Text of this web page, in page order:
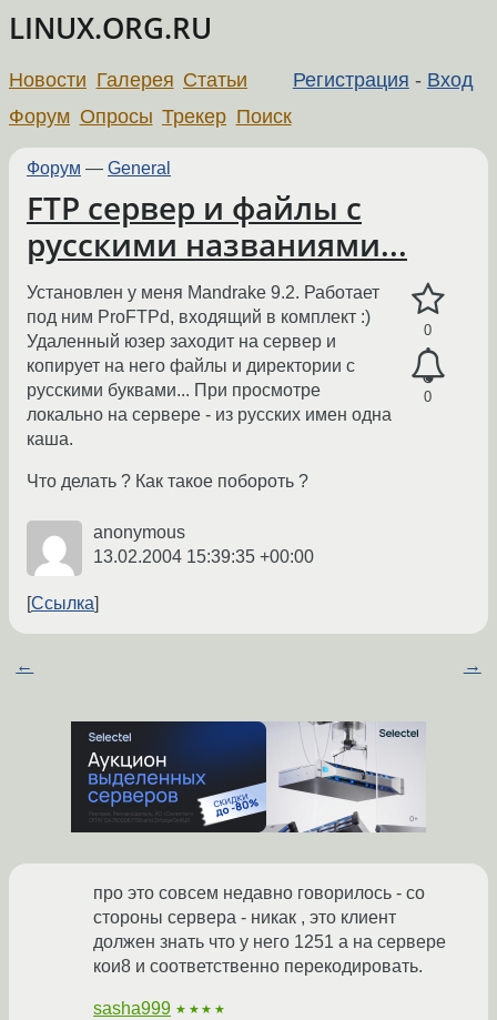
LINUX.ORG.RU
Регистрация - Вход
Новости Галерея Статьи
Форум Опросы Трекер Поиск
Форум — General
FTP сервер и файлы с
русскими названиями...
0
0
Установлен у меня Mandrake 9.2. Работает
под ним ProFTPd, входящий в комплект :)
Удаленный юзер заходит на сервер и
копирует на него файлы и директории с
русскими буквами... При просмотре
локально на сервере - из русских имен одна
каша.
Что делать ? Как такое побороть ?
anonymous
13.02.2004 15:39:35 +00:00
Ссылка
← →
про это совсем недавно говорилось - со
стороны сервера - никак , это клиент
должен знать что у него 1251 а на сервере
кои8 и соответственно перекодировать.
sasha999 ★★★★